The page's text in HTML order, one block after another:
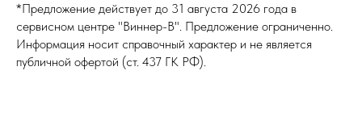
*Предложение действует до 31 августа 2026 года в
сервисном центре "Виннер-В". Предложение ограниченно.
Информация носит справочный характер и не является
публичной офертой (ст. 437 ГК РФ).